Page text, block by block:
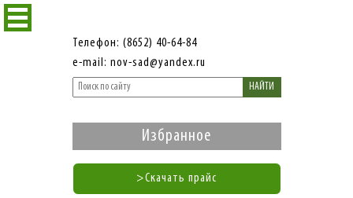
Телефон: (8652) 40-64-84
e-mail: nov-sad@yandex.ru
НАЙТИ
Избранное
>Скачать прайс